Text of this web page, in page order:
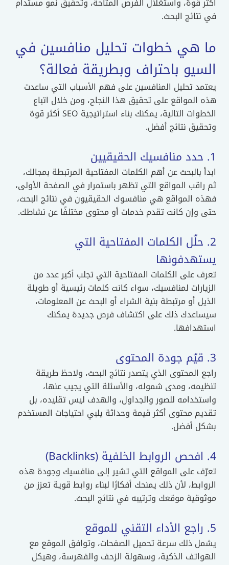
في نتائج البحث.
ما هي خطوات تحليل منافسين في
السيو باحتراف وبطريقة فعالة؟
يعتمد تحليل المنافسين على فهم الأسباب التي ساعدت
هذه المواقع على تحقيق هذا النجاح، ومن خلال اتباع
الخطوات التالية، يمكنك بناء استراتيجية SEO أكثر قوة
وتحقيق نتائج أفضل.
1. حدد منافسيك الحقيقيين
ابدأ بالبحث عن أهم الكلمات المفتاحية المرتبطة بمجالك،
ثم راقب المواقع التي تظهر باستمرار في الصفحة الأولى،
فهذه المواقع هي منافسوك الحقيقيون في نتائج البحث،
حتى وإن كانت تقدم خدمات أو محتوى مختلفًا عن نشاطك.
2. حلّل الكلمات المفتاحية التي
يستهدفونها
تعرف على الكلمات المفتاحية التي تجلب أكبر عدد من
الزيارات لمنافسيك، سواء كانت كلمات رئيسية أو طويلة
الذيل أو مرتبطة بنية الشراء أو البحث عن المعلومات،
سيساعدك ذلك على اكتشاف فرص جديدة يمكنك
استهدافها.
3. قيّم جودة المحتوى
راجع المحتوى الذي يتصدر نتائج البحث، ولاحظ طريقة
تنظيمه، ومدى شموله، والأسئلة التي يجيب عنها،
واستخدامه للصور والجداول، والهدف ليس تقليده، بل
تقديم محتوى أكثر قيمة وحداثة يلبي احتياجات المستخدم
بشكل أفضل.
4. افحص الروابط الخلفية (Backlinks)
تعرّف على المواقع التي تشير إلى منافسيك وجودة هذه
الروابط، لأن ذلك يمنحك أفكارًا لبناء روابط قوية تعزز من
موثوقية موقعك وترتيبه في نتائج البحث.
5. راجع الأداء التقني للموقع
يشمل ذلك سرعة تحميل الصفحات، وتوافق الموقع مع
الهواتف الذكية، وسهولة الزحف والفهرسة، وهيكل